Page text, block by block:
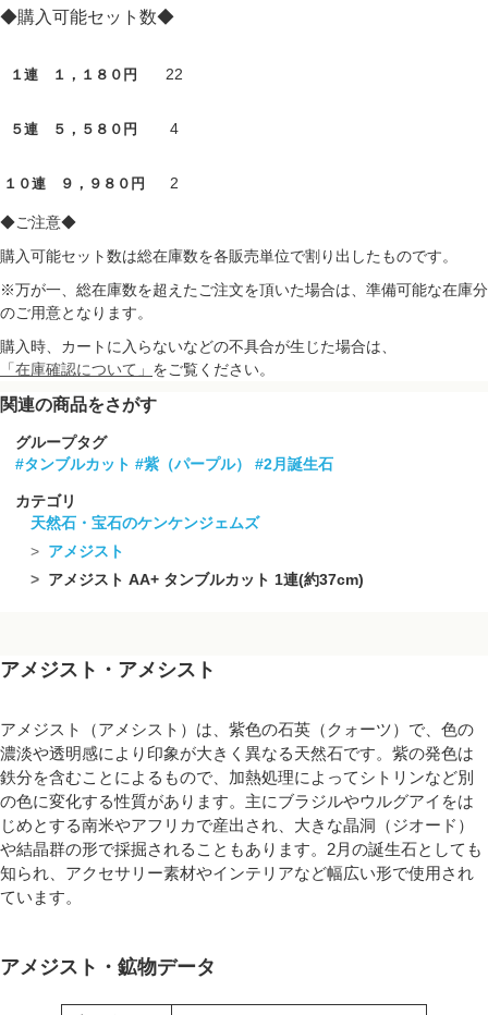
◆購入可能セット数◆
１連 １，１８０円 22
５連 ５，５８０円 4
１０連 ９，９８０円 2
◆ご注意◆
購入可能セット数は総在庫数を各販売単位で割り出したものです。
※万が一、総在庫数を超えたご注文を頂いた場合は、準備可能な在庫分
のご用意となります。
購入時、カートに入らないなどの不具合が生じた場合は、
「在庫確認について」 をご覧ください。
関連の商品をさがす
グループタグ
#タンブルカット #紫（パープル） #2月誕生石
カテゴリ
天然石・宝石のケンケンジェムズ
アメジスト
アメジスト AA+ タンブルカット 1連(約37cm)
アメジスト・アメシスト
アメジスト（アメシスト）は、紫色の石英（クォーツ）で、色の
濃淡や透明感により印象が大きく異なる天然石です。紫の発色は
鉄分を含むことによるもので、加熱処理によってシトリンなど別
の色に変化する性質があります。主にブラジルやウルグアイをは
じめとする南米やアフリカで産出され、大きな晶洞（ジオード）
や結晶群の形で採掘されることもあります。2月の誕生石としても
知られ、アクセサリー素材やインテリアなど幅広い形で使用され
ています。
アメジスト・鉱物データ